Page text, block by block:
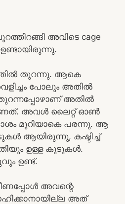
അവിടെ cage
ഉണ്ടായിരുന്നു.
തുറന്നു. ആകെ
പോലും അതിൽ
അതിൽ
അവൾ ലൈറ്റ് ഓൺ
മുറിയാകെ പരന്നു. ആ
ആയിരുന്നു, കഷ്ടിച്ച്
ഉള്ള കൂടുകൾ.
ഉണ്ട്.
അവന്റെ
അത്